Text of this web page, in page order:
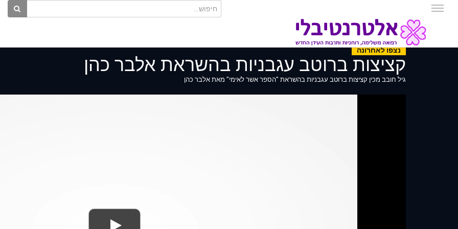
נצפו לאחרונה
קציצות ברוטב עגבניות בהשראת אלבר כהן
גיל חובב מכין קציצות ברוטב עגבניות בהשראת "הספר אשר לאימי" מאת אלבר כהן